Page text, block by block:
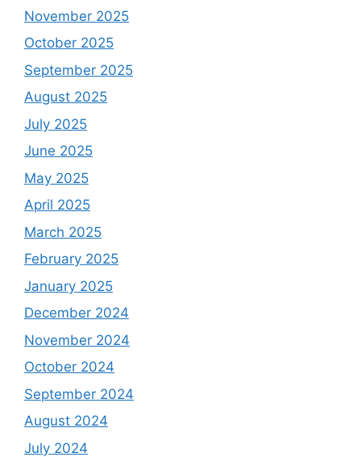
November 2025
October 2025
September 2025
August 2025
July 2025
June 2025
May 2025
April 2025
March 2025
February 2025
January 2025
December 2024
November 2024
October 2024
September 2024
August 2024
July 2024